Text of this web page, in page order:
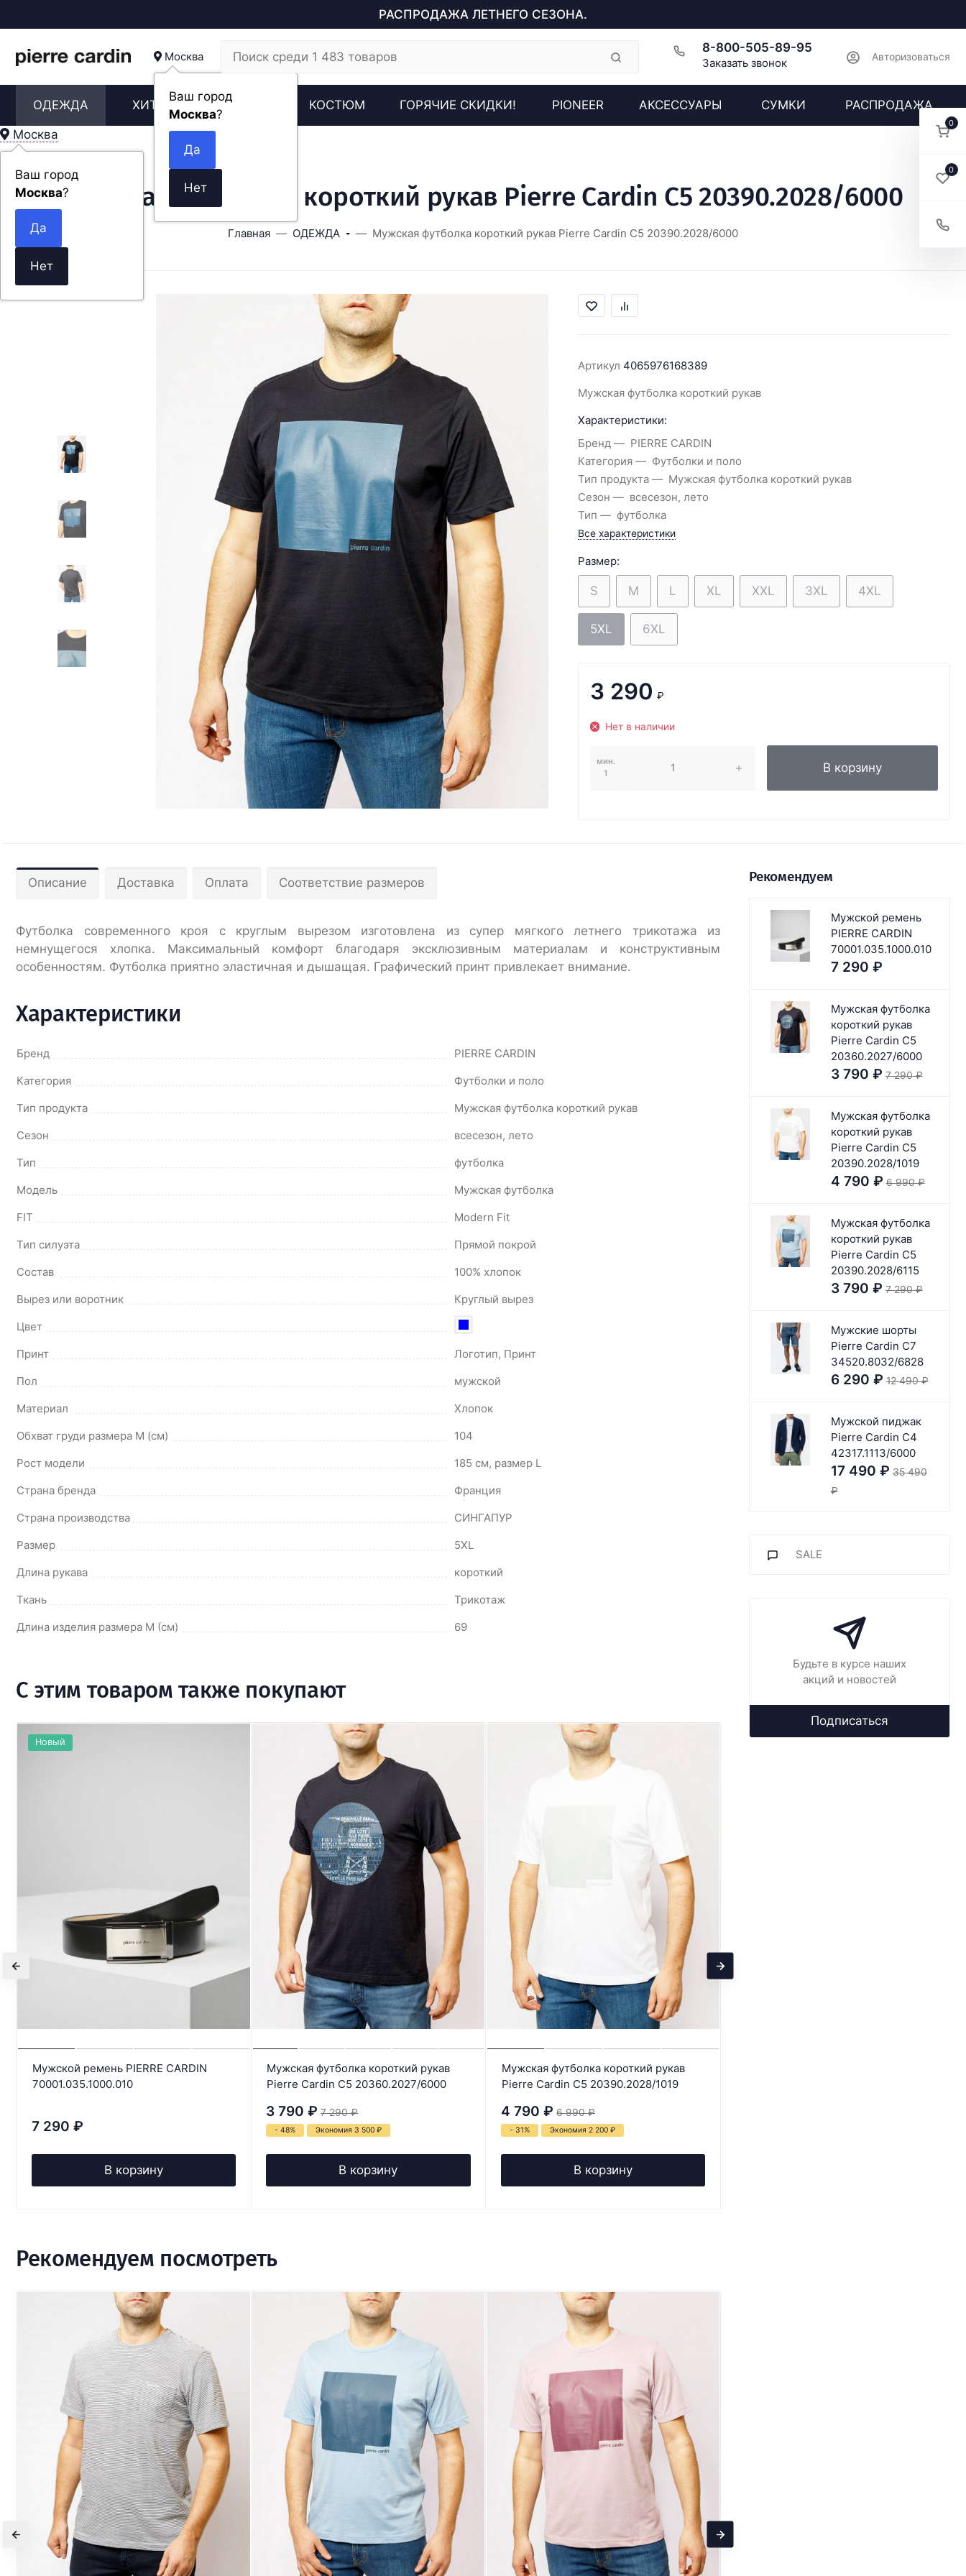
РАСПРОДАЖА ЛЕТНЕГО СЕЗОНА.
Москва
Ваш город
Москва?
8-800-505-89-95
Заказать звонок Авторизоваться
ОДЕЖДА ХИТЫ НОВИНКИ КОСТЮМ ГОРЯЧИЕ СКИДКИ! PIONEER АКСЕССУАРЫ СУМКИ РАСПРОДАЖА
Москва
Ваш город
Москва?
Мужская футболка короткий рукав Pierre Cardin C5 20390.2028/6000
Главная ОДЕЖДА Мужская футболка короткий рукав Pierre Cardin C5 20390.2028/6000
Артикул 4065976168389
Мужская футболка короткий рукав
Характеристики:
Бренд
PIERRE CARDIN
Категория
Футболки и поло
Тип продукта
Мужская футболка короткий рукав
Сезон
всесезон, лето
Тип
футболка
Все характеристики
Размер:
S M L XL XXL 3XL 4XL
5XL 6XL
3 290 ₽
Нет в наличии
мин.
1
В корзину
Описание Доставка Оплата Соответствие размеров
Футболка современного кроя с круглым вырезом изготовлена из супер мягкого летнего трикотажа из
немнущегося хлопка. Максимальный комфорт благодаря эксклюзивным материалам и конструктивным
особенностям. Футболка приятно эластичная и дышащая. Графический принт привлекает внимание.
Характеристики
Бренд
PIERRE CARDIN
Категория
Футболки и поло
Тип продукта
Мужская футболка короткий рукав
Сезон
всесезон, лето
Тип
футболка
Модель
Мужская футболка
FIT
Modern Fit
Тип силуэта
Прямой покрой
Состав
100% хлопок
Вырез или воротник
Круглый вырез
Цвет
Принт
Логотип, Принт
Пол
мужской
Материал
Хлопок
Обхват груди размера М (см)
104
Рост модели
185 см, размер L
Страна бренда
Франция
Страна производства
СИНГАПУР
Размер
5XL
Длина рукава
короткий
Ткань
Трикотаж
Длина изделия размера M (см)
69
С этим товаром также покупают
Мужской ремень PIERRE CARDIN
70001.035.1000.010
7 290 ₽
В корзину
Новый
Мужская футболка короткий рукав
Pierre Cardin C5 20360.2027/6000
3 790 ₽ 7 290 ₽
- 48% Экономия 3 500₽
В корзину
Мужская футболка короткий рукав
Pierre Cardin C5 20390.2028/1019
4 790 ₽ 6 990 ₽
- 31% Экономия 2 200₽
В корзину
Рекомендуем посмотреть
Рекомендуем
Мужской ремень
PIERRE CARDIN
70001.035.1000.010
7 290 ₽
Мужская футболка
короткий рукав
Pierre Cardin C5
20360.2027/6000
3 790 ₽ 7 290 ₽
Мужская футболка
короткий рукав
Pierre Cardin C5
20390.2028/1019
4 790 ₽ 6 990 ₽
Мужская футболка
короткий рукав
Pierre Cardin C5
20390.2028/6115
3 790 ₽ 7 290 ₽
Мужские шорты
Pierre Cardin C7
34520.8032/6828
6 290 ₽ 12 490 ₽
Мужской пиджак
Pierre Cardin C4
42317.1113/6000
17 490 ₽ 35 490
₽
SALE
Будьте в курсе наших
акций и новостей
Подписаться
0
0